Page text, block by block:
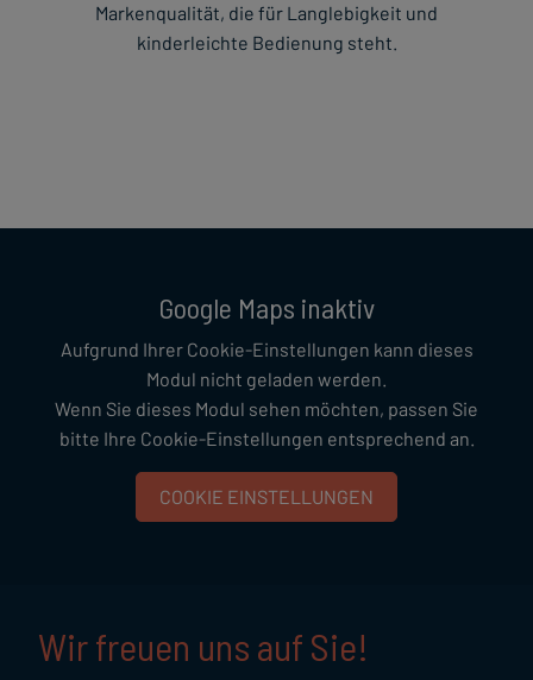
Markenqualität, die für Langlebigkeit und
kinderleichte Bedienung steht.
Google Maps inaktiv
Aufgrund Ihrer Cookie-Einstellungen kann dieses
Modul nicht geladen werden.
Wenn Sie dieses Modul sehen möchten, passen Sie
bitte Ihre Cookie-Einstellungen entsprechend an.
COOKIE EINSTELLUNGEN
Wir freuen uns auf Sie!